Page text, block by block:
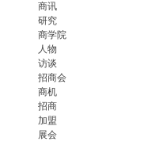
商讯
研究
商学院
人物
访谈
招商会
商机
招商
加盟
展会